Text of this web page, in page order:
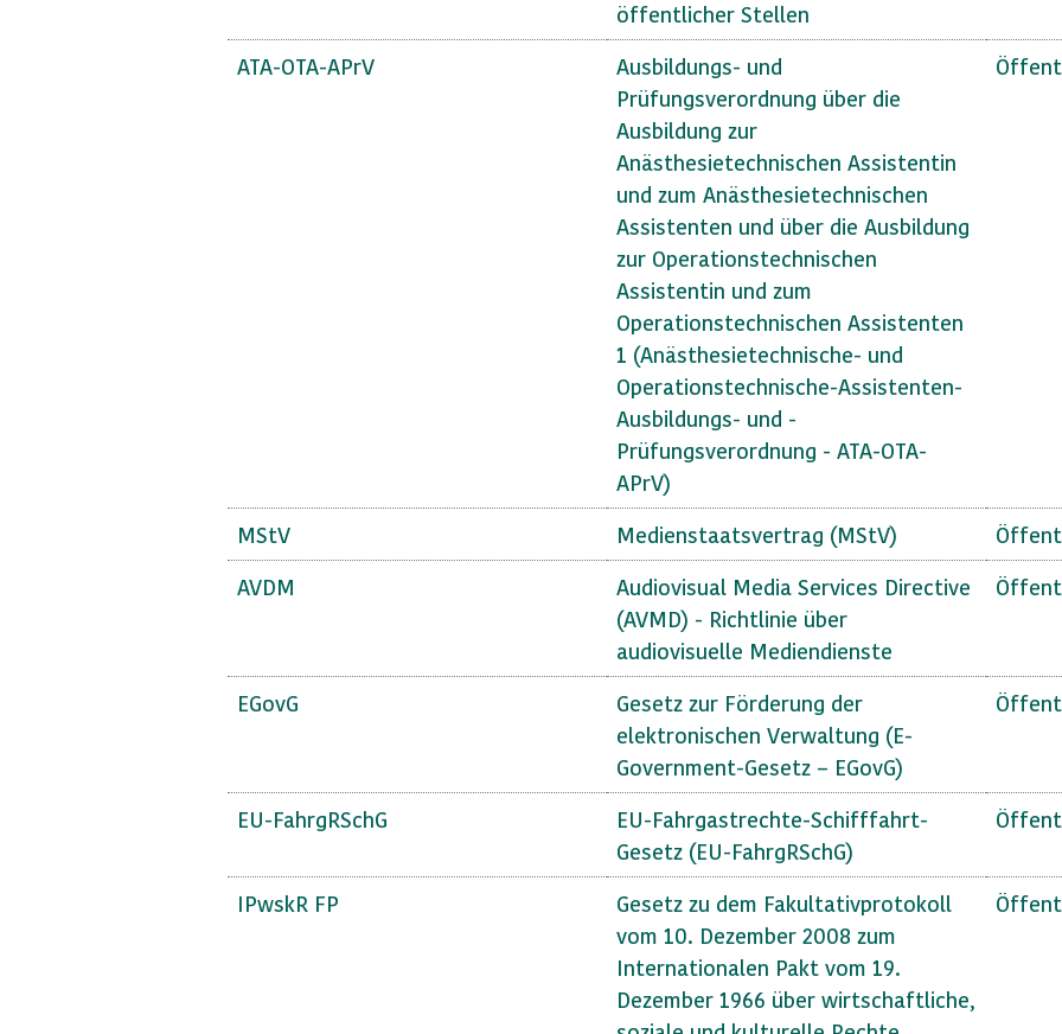
öffentlicher Stellen
ATA-OTA-APrV
Ausbildungs- und
Prüfungsverordnung über die
Ausbildung zur
Anästhesietechnischen Assistentin
und zum Anästhesietechnischen
Assistenten und über die Ausbildung
zur Operationstechnischen
Assistentin und zum
Operationstechnischen Assistenten
1 (Anästhesietechnische- und
Operationstechnische-Assistenten-
Ausbildungs- und -
Prüfungsverordnung - ATA-OTA-
APrV)
MStV Medienstaatsvertrag (MStV)
AVDM
Audiovisual Media Services Directive
(AVMD) - Richtlinie über
audiovisuelle Mediendienste
EGovG
Gesetz zur Förderung der
elektronischen Verwaltung (E-
Government-Gesetz – EGovG)
EU-FahrgRSchG
EU-Fahrgastrechte-Schifffahrt-
Gesetz (EU-FahrgRSchG)
IPwskR FP
Gesetz zu dem Fakultativprotokoll
vom 10. Dezember 2008 zum
Internationalen Pakt vom 19.
Dezember 1966 über wirtschaftliche,